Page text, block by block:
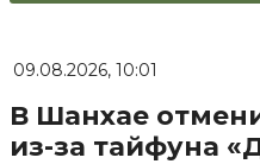
09.08.2026, 10:01
В Шанхае
из-за тайфуна